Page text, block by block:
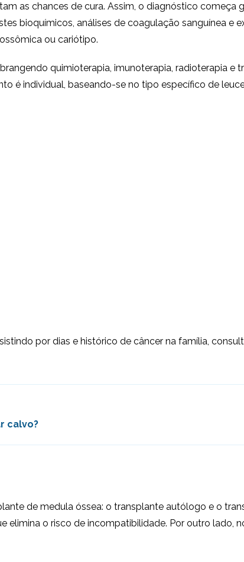
as chances de cura. Assim, o diagnóstico começa
bioquímicos, análises de coagulação sanguínea e
ou cariótipo.
quimioterapia, imunoterapia, radioterapia e
é individual, baseando-se no tipo específico de
por dias e histórico de câncer na família,
calvo?
de medula óssea: o transplante autólogo e o
elimina o risco de incompatibilidade. Por outro lado,